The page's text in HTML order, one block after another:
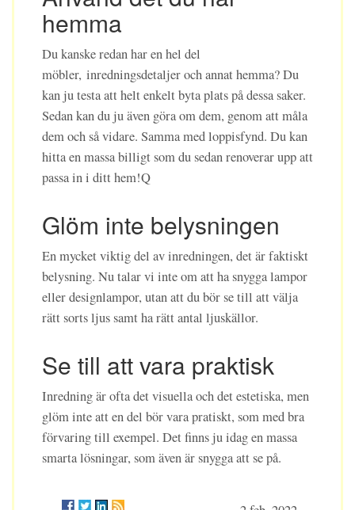
hemma
Du kanske redan har en hel del
möbler, inredningsdetaljer och annat hemma? Du
kan ju testa att helt enkelt byta plats på dessa saker.
Sedan kan du ju även göra om dem, genom att måla
dem och så vidare. Samma med loppisfynd. Du kan
hitta en massa billigt som du sedan renoverar upp att
passa in i ditt hem!Q
Glöm inte belysningen
En mycket viktig del av inredningen, det är faktiskt
belysning. Nu talar vi inte om att ha snygga lampor
eller designlampor, utan att du bör se till att välja
rätt sorts ljus samt ha rätt antal ljuskällor.
Se till att vara praktisk
Inredning är ofta det visuella och det estetiska, men
glöm inte att en del bör vara pratiskt, som med bra
förvaring till exempel. Det finns ju idag en massa
smarta lösningar, som även är snygga att se på.